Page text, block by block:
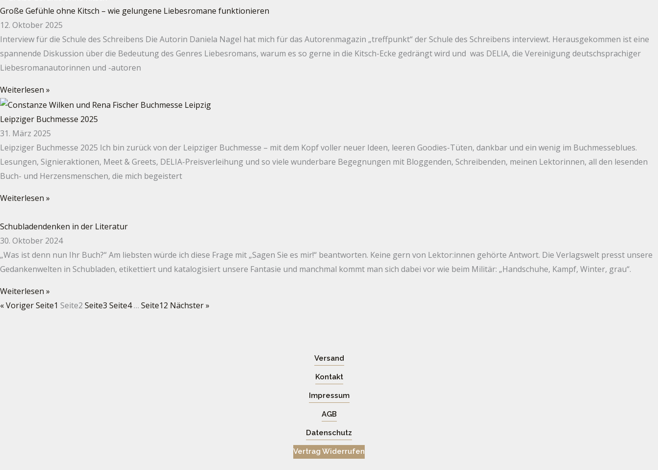
Große Gefühle ohne Kitsch – wie gelungene Liebesromane funktionieren
12. Oktober 2025
Interview für die Schule des Schreibens Die Autorin Daniela Nagel hat mich für das Autorenmagazin „treffpunkt“ der Schule des Schreibens interviewt. Herausgekommen ist eine
spannende Diskussion über die Bedeutung des Genres Liebesromans, warum es so gerne in die Kitsch-Ecke gedrängt wird und was DELIA, die Vereinigung deutschsprachiger
Liebesromanautorinnen und -autoren
Weiterlesen »
Leipziger Buchmesse 2025
31. März 2025
Leipziger Buchmesse 2025 Ich bin zurück von der Leipziger Buchmesse – mit dem Kopf voller neuer Ideen, leeren Goodies-Tüten, dankbar und ein wenig im Buchmesseblues.
Lesungen, Signieraktionen, Meet & Greets, DELIA-Preisverleihung und so viele wunderbare Begegnungen mit Bloggenden, Schreibenden, meinen Lektorinnen, all den lesenden
Buch- und Herzensmenschen, die mich begeistert
Weiterlesen »
Schubladendenken in der Literatur
30. Oktober 2024
„Was ist denn nun Ihr Buch?“ Am liebsten würde ich diese Frage mit „Sagen Sie es mir!“ beantworten. Keine gern von Lektor:innen gehörte Antwort. Die Verlagswelt presst unsere
Gedankenwelten in Schubladen, etikettiert und katalogisiert unsere Fantasie und manchmal kommt man sich dabei vor wie beim Militär: „Handschuhe, Kampf, Winter, grau“.
Weiterlesen »
« VorigerSeite1 Seite2 Seite3 Seite4 … Seite12 Nächster »
Versand
Kontakt
Impressum
AGB
Datenschutz
Vertrag Widerrufen